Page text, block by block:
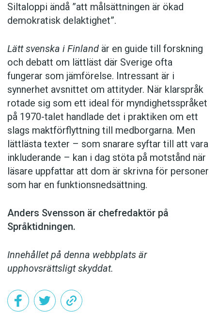
Siltaloppi ändå ”att målsättningen är ökad
demokratisk delaktighet”.
Lätt svenska i Finland är en guide till forskning
och debatt om lättläst där ­Sverige ofta
fungerar som jämförelse. ­Intressant är i
synnerhet ­avsnittet om attityder. När klar­språk
rotade sig som ett ideal för myndighetsspråket
på 1970-talet handlade det i praktiken om ett
slags maktförflyttning till medborgarna. Men
lättlästa texter – som snarare syftar till att vara
inkluderande – kan i dag stöta på motstånd när
läsare uppfattar att dom är skrivna för personer
som har en funktionsnedsättning.
Anders Svensson är chefredaktör på
Språktidningen.
Innehållet på denna webbplats är
upphovsrättsligt skyddat.